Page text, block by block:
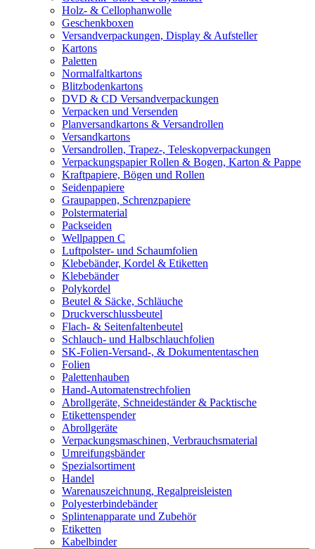
Holz- & Cellophanwolle
Geschenkboxen
Versandverpackungen, Display & Aufsteller
Kartons
Paletten
Normalfaltkartons
Blitzbodenkartons
DVD & CD Versandverpackungen
Verpacken und Versenden
Planversandkartons & Versandrollen
Versandkartons
Versandrollen, Trapez-, Teleskopverpackungen
Verpackungspapier Rollen & Bogen, Karton & Pappe
Kraftpapiere, Bögen und Rollen
Seidenpapiere
Graupappen, Schrenzpapiere
Polstermaterial
Packseiden
Wellpappen C
Luftpolster- und Schaumfolien
Klebebänder, Kordel & Etiketten
Klebebänder
Polykordel
Beutel & Säcke, Schläuche
Druckverschlussbeutel
Flach- & Seitenfaltenbeutel
Schlauch- und Halbschlauchfolien
SK-Folien-Versand-, & Dokumententaschen
Folien
Palettenhauben
Hand-Automatenstrechfolien
Abrollgeräte, Schneideständer & Packtische
Etikettenspender
Abrollgeräte
Verpackungsmaschinen, Verbrauchsmaterial
Umreifungsbänder
Spezialsortiment
Handel
Warenauszeichnung, Regalpreisleisten
Polyesterbindebänder
Splintenapparate und Zubehör
Etiketten
Kabelbinder